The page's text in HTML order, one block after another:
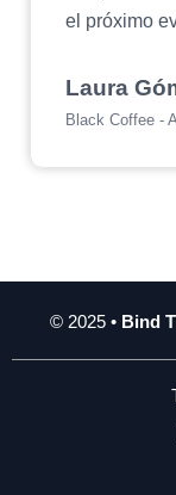
el próximo
Laura
Black Coffee -
© 2025 • Bind